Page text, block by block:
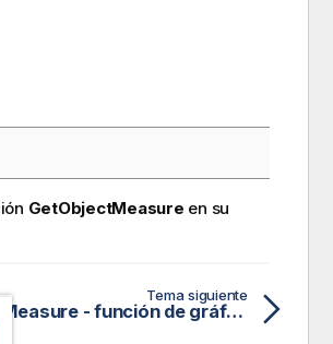
GetObjectMeasure en su
Tema siguiente
GetObjectMeasure - función de gráfico